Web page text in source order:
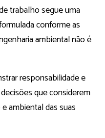
trabalho segue uma
conforme as
ambiental não é
responsabilidade e
que considerem
ambiental das suas